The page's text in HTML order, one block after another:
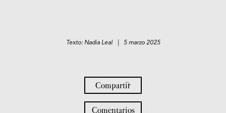
Compartir